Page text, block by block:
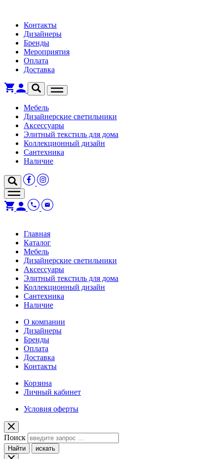
Контакты
Дизайнеры
Бренды
Мероприятия
Оплата
Доставка
Мебель
Дизайнерские светильники
Аксессуары
Элитный текстиль для дома
Коллекционный дизайн
Сантехника
Наличие
Главная
Каталог
Мебель
Дизайнерские светильники
Аксессуары
Элитный текстиль для дома
Коллекционный дизайн
Сантехника
Наличие
О компании
Дизайнеры
Бренды
Оплата
Доставка
Контакты
Корзина
Личный кабинет
Условия оферты
Поиск
Найти искать